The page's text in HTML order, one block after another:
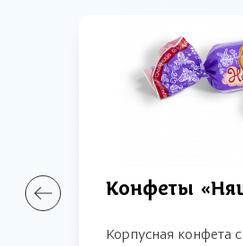
Конфеты
Корпусная конфета